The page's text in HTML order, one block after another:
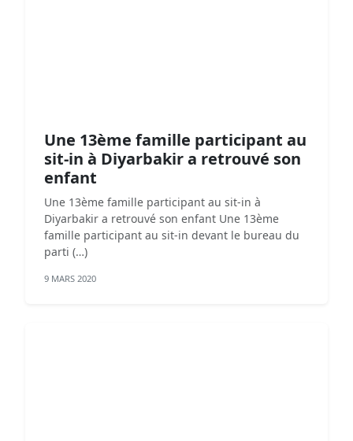
Une 13ème famille participant au
sit-in à Diyarbakir a retrouvé son
enfant
Une 13ème famille participant au sit-in à
Diyarbakir a retrouvé son enfant Une 13ème
famille participant au sit-in devant le bureau du
parti (…)
9 MARS 2020